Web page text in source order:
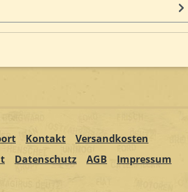
Kontakt
Versandkosten
Datenschutz AGB Impressum